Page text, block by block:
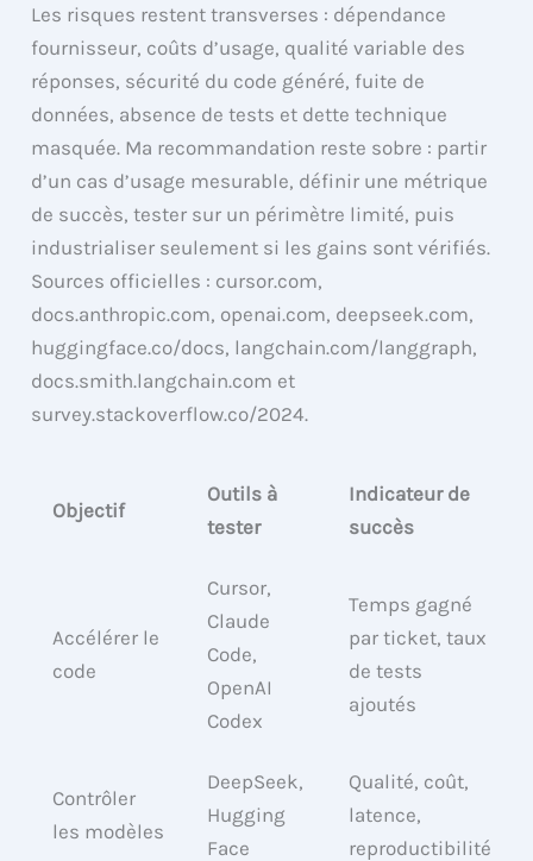
Les risques restent transverses : dépendance
fournisseur, coûts d’usage, qualité variable des
réponses, sécurité du code généré, fuite de
données, absence de tests et dette technique
masquée. Ma recommandation reste sobre : partir
d’un cas d’usage mesurable, définir une métrique
de succès, tester sur un périmètre limité, puis
industrialiser seulement si les gains sont vérifiés.
Sources officielles : cursor.com,
docs.anthropic.com, openai.com, deepseek.com,
huggingface.co/docs, langchain.com/langgraph,
docs.smith.langchain.com et
survey.stackoverflow.co/2024.
Objectif
Outils à
tester
Indicateur de
succès
Accélérer le
code
Cursor,
Claude
Code,
OpenAI
Codex
Temps gagné
par ticket, taux
de tests
ajoutés
Contrôler
les modèles
DeepSeek,
Hugging
Face
Qualité, coût,
latence,
reproductibilité